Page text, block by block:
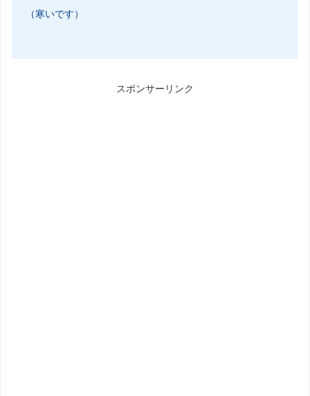
（寒いです）
スポンサーリンク